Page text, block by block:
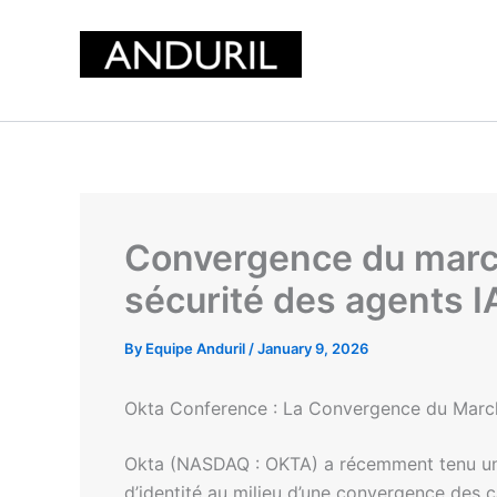
Convergence du
sécurité des agents
By Equipe Anduril /January 9, 2026
Okta Conference : La Convergence du
Okta (NASDAQ : OKTA) a récemment
d’identité au milieu d’une convergence